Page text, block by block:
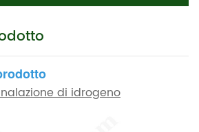
di idrogeno